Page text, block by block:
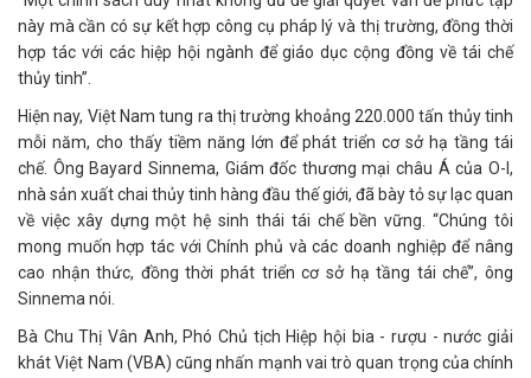
này mà cần có sự kết hợp công cụ pháp lý và thị trường, đồng thời
hợp tác với các hiệp hội ngành để giáo dục cộng đồng về tái chế
thủy tinh”.
Hiện nay, Việt Nam tung ra thị trường khoảng 220.000 tấn thủy tinh
mỗi năm, cho thấy tiềm năng lớn để phát triển cơ sở hạ tầng tái
chế. Ông Bayard Sinnema, Giám đốc thương mại châu Á của O-I,
nhà sản xuất chai thủy tinh hàng đầu thế giới, đã bày tỏ sự lạc quan
về việc xây dựng một hệ sinh thái tái chế bền vững. “Chúng tôi
mong muốn hợp tác với Chính phủ và các doanh nghiệp để nâng
cao nhận thức, đồng thời phát triển cơ sở hạ tầng tái chế”, ông
Sinnema nói.
Bà Chu Thị Vân Anh, Phó Chủ tịch Hiệp hội bia - rượu - nước giải
khát Việt Nam (VBA) cũng nhấn mạnh vai trò quan trọng của chính